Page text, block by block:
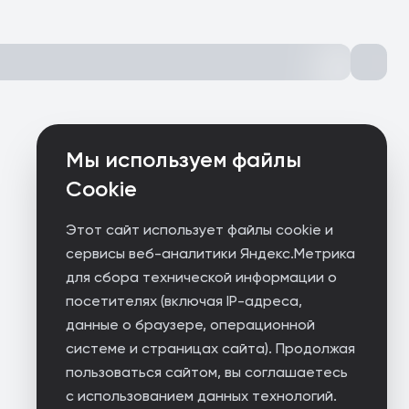
Мы используем файлы
Cookie
Этот сайт использует файлы cookie и
сервисы веб-аналитики Яндекс.Метрика
для сбора технической информации о
посетителях (включая IP-адреса,
данные о браузере, операционной
системе и страницах сайта). Продолжая
пользоваться сайтом, вы соглашаетесь
с использованием данных технологий.